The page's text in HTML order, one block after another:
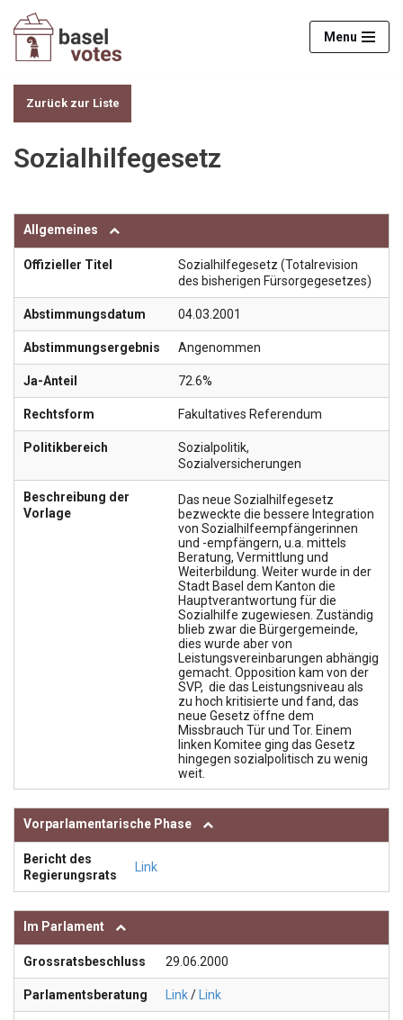
Zum
Menu
Zurück zur Liste
Sozialhilfegesetz
Allgemeines
Offizieller Titel
Sozialhilfegesetz (Totalrevision
des bisherigen Fürsorgegesetzes)
Abstimmungsdatum 04.03.2001
Abstimmungsergebnis Angenommen
Ja-Anteil 72.6%
Rechtsform Fakultatives Referendum
Politikbereich Sozialpolitik,
Sozialversicherungen
Beschreibung der
Vorlage
Das neue Sozialhilfegesetz
bezweckte die bessere Integration
von Sozialhilfeempfängerinnen
und -empfängern, u.a. mittels
Beratung, Vermittlung und
Weiterbildung. Weiter wurde in der
Stadt Basel dem Kanton die
Hauptverantwortung für die
Sozialhilfe zugewiesen. Zuständig
blieb zwar die Bürgergemeinde,
dies wurde aber von
Leistungsvereinbarungen abhängig
gemacht. Opposition kam von der
SVP, die das Leistungsniveau als
zu hoch kritisierte und fand, das
neue Gesetz öffne dem
Missbrauch Tür und Tor. Einem
linken Komitee ging das Gesetz
hingegen sozialpolitisch zu wenig
weit.
Vorparlamentarische Phase
Bericht des
Regierungsrats
Link
Im Parlament
Grossratsbeschluss 29.06.2000
Parlamentsberatung Link/ Link